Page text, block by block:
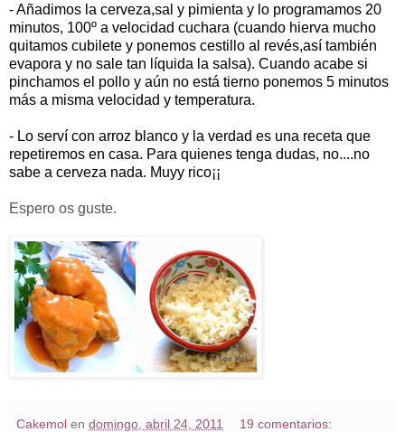
- Añadimos la cerveza,sal y pimienta y lo programamos 20
minutos, 100º a velocidad cuchara (cuando hierva mucho
quitamos cubilete y ponemos cestillo al revés,así también
evapora y no sale tan líquida la salsa). Cuando acabe si
pinchamos el pollo y aún no está tierno ponemos 5 minutos
más a misma velocidad y temperatura.
- Lo serví con arroz blanco y la verdad es una receta que
repetiremos en casa. Para quienes tenga dudas, no....no
sabe a cerveza nada. Muyy rico¡¡
Espero os guste.
Cakemol en domingo, abril 24, 2011 19 comentarios: